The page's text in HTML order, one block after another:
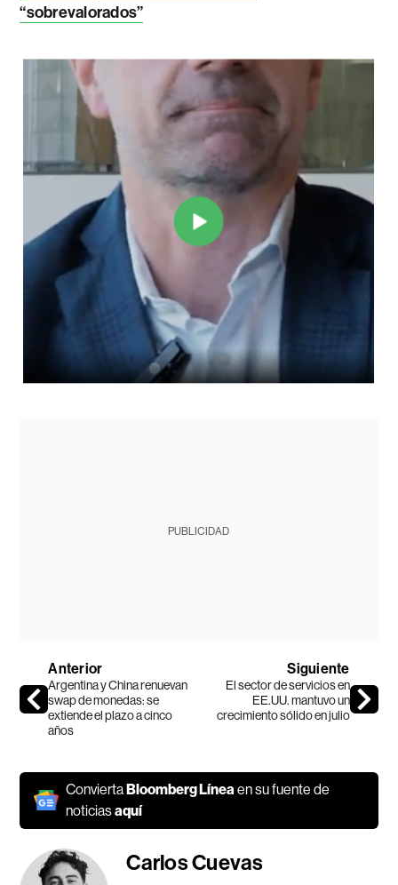
“sobrevalorados”
PUBLICIDAD
Anterior
Argentina y China renuevan
swap de monedas: se
extiende el plazo a cinco
años
Siguiente
El sector de servicios en
EE.UU. mantuvo un
crecimiento sólido en julio
ConviertaBloomberg Línea en su fuente de
noticiasaquí
Carlos Cuevas